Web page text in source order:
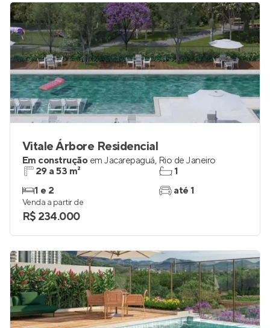
Vitale Árbore Residencial
Em construção em Jacarepaguá, Rio de Janeiro
29 a 53 m²
1 e 2
1
até 1
Venda a partir de
R$ 234.000